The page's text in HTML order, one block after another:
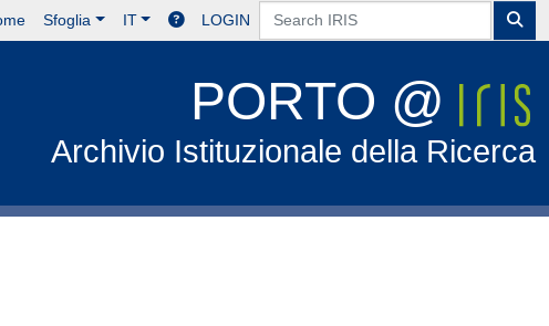
Sfoglia IT LOGIN
PORTO @
Archivio Istituzionale della Ricerca